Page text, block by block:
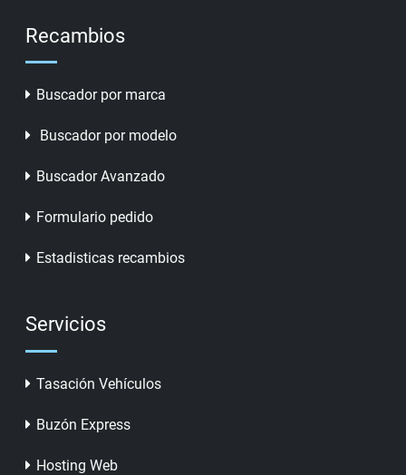
Recambios
Buscador por marca
Buscador por modelo
Buscador Avanzado
Formulario pedido
Estadisticas recambios
Servicios
Tasación Vehículos
Buzón Express
Hosting Web